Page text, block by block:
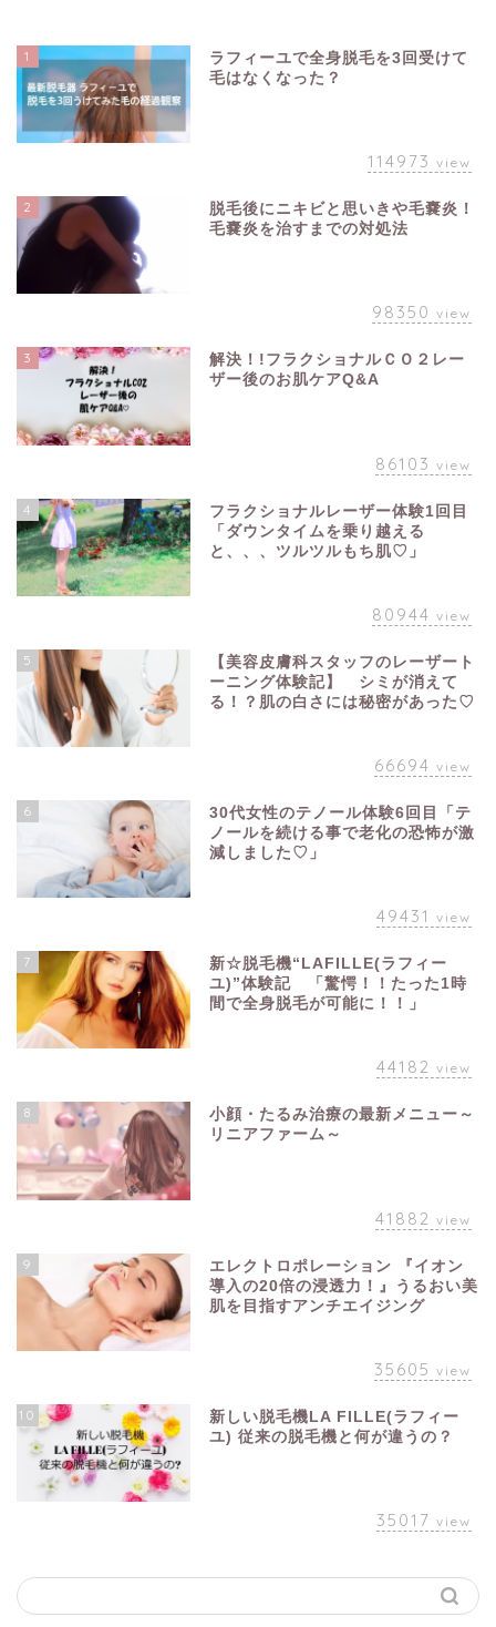
1
ラフィーユで全身脱毛を3回受けて
毛はなくなった？
114973 view
2
脱毛後にニキビと思いきや毛嚢炎！
毛嚢炎を治すまでの対処法
98350 view
3
解決！!フラクショナルＣＯ２レー
ザー後のお肌ケアQ&A
86103 view
4
フラクショナルレーザー体験1回目
「ダウンタイムを乗り越える
と、、、ツルツルもち肌♡」
80944 view
5
【美容皮膚科スタッフのレーザート
ーニング体験記】 シミが消えて
る！？肌の白さには秘密があった♡
66694 view
6
30代女性のテノール体験6回目「テ
ノールを続ける事で老化の恐怖が激
減しました♡」
49431 view
7
新☆脱毛機“LAFILLE(ラフィー
ユ)”体験記 「驚愕！！たった1時
間で全身脱毛が可能に！！」
44182 view
8
小顔・たるみ治療の最新メニュー～
リニアファーム～
41882 view
9
エレクトロポレーション 『イオン
導入の20倍の浸透力！』うるおい美
肌を目指すアンチエイジング
35605 view
10
新しい脱毛機LA FILLE(ラフィー
ユ) 従来の脱毛機と何が違うの？
35017 view